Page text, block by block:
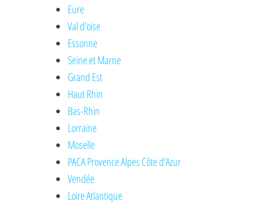
Eure
Val d'oise
Essonne
Seine et Marne
Grand Est
Haut Rhin
Bas-Rhin
Lorraine
Moselle
PACA Provence Alpes Côte d'Azur
Vendée
Loire Atlantique